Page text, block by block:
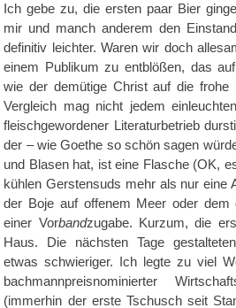
Ich gebe zu, die ersten paar Bier
mir und manch anderem den
definitiv leichter. Waren wir doch
einem Publikum zu entblößen, das
wie der demütige Christ auf die frohe
Vergleich mag nicht jedem
fleischgewordener Literaturbetrieb
der – wie Goethe so schön sagen
und Blasen hat, ist eine Flasche (OK,
kühlen Gerstensuds mehr als nur eine
der Boje auf offenem Meer oder dem
einer Vorbandzugabe. Kurzum, die
Haus. Die nächsten Tage
etwas schwieriger. Ich legte zu viel
bachmannpreisnominierter
(immerhin der erste Tschusch seit